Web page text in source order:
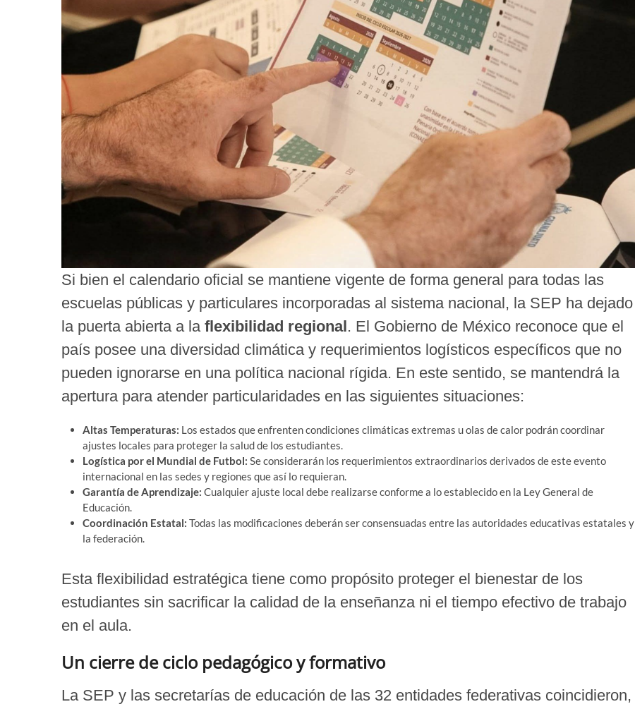
Si bien el calendario oficial se mantiene vigente de forma general para todas las
escuelas públicas y particulares incorporadas al sistema nacional, la SEP ha dejado
la puerta abierta a la flexibilidad regional. El Gobierno de México reconoce que el
país posee una diversidad climática y requerimientos logísticos específicos que no
pueden ignorarse en una política nacional rígida. En este sentido, se mantendrá la
apertura para atender particularidades en las siguientes situaciones:
Altas Temperaturas: Los estados que enfrenten condiciones climáticas extremas u olas de calor podrán coordinar
ajustes locales para proteger la salud de los estudiantes.
Logística por el Mundial de Futbol: Se considerarán los requerimientos extraordinarios derivados de este evento
internacional en las sedes y regiones que así lo requieran.
Garantía de Aprendizaje: Cualquier ajuste local debe realizarse conforme a lo establecido en la Ley General de
Educación.
Coordinación Estatal: Todas las modificaciones deberán ser consensuadas entre las autoridades educativas estatales y
la federación.
Esta flexibilidad estratégica tiene como propósito proteger el bienestar de los
estudiantes sin sacrificar la calidad de la enseñanza ni el tiempo efectivo de trabajo
en el aula.
Un cierre de ciclo pedagógico y formativo
La SEP y las secretarías de educación de las 32 entidades federativas coincidieron,